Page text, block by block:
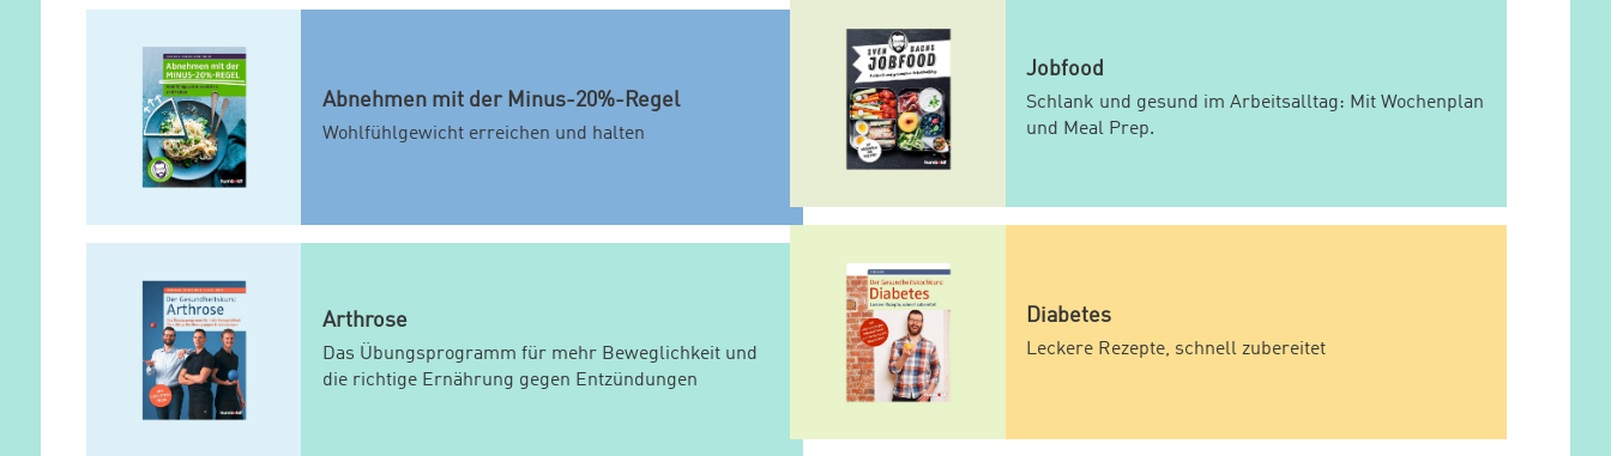
Abnehmen mit der Minus-20%-Regel
Wohlfühlgewicht erreichen und halten
Jobfood
Schlank und gesund im Arbeitsalltag: Mit Wochenplan
und Meal Prep.
Arthrose
Das Übungsprogramm für mehr Beweglichkeit und
die richtige Ernährung gegen Entzündungen
Diabetes
Leckere Rezepte, schnell zubereitet